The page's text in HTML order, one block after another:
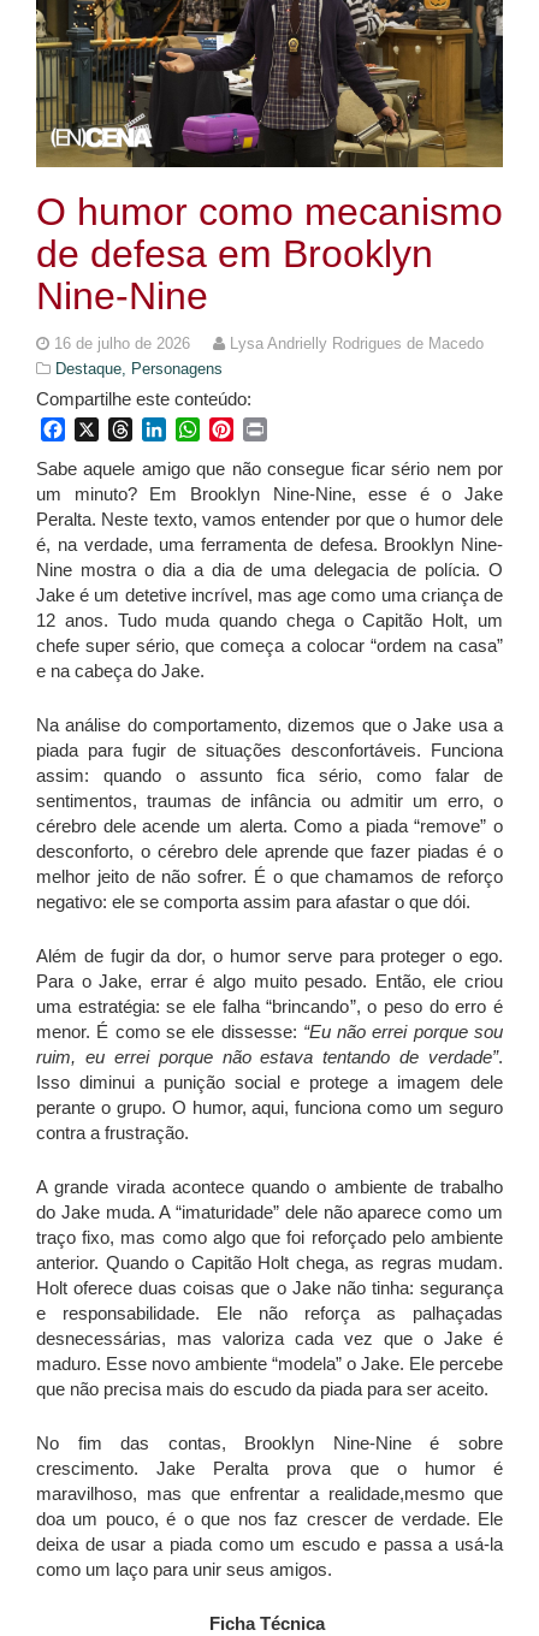
O humor como mecanismo
de defesa em Brooklyn
Nine-Nine
16 de julho de 2026
Lysa Andrielly Rodrigues de Macedo
Destaque, Personagens
Compartilhe este conteúdo:
FacebookThreadsLinkedInWhatsApp
Pinterest
Sabe aquele amigo que não consegue ficar sério nem por
um minuto? Em Brooklyn Nine-Nine, esse é o Jake
Peralta. Neste texto, vamos entender por que o humor dele
é, na verdade, uma ferramenta de defesa. Brooklyn Nine-
Nine mostra o dia a dia de uma delegacia de polícia. O
Jake é um detetive incrível, mas age como uma criança de
12 anos. Tudo muda quando chega o Capitão Holt, um
chefe super sério, que começa a colocar “ordem na casa”
e na cabeça do Jake.
Na análise do comportamento, dizemos que o Jake usa a
piada para fugir de situações desconfortáveis. Funciona
assim: quando o assunto fica sério, como falar de
sentimentos, traumas de infância ou admitir um erro, o
cérebro dele acende um alerta. Como a piada “remove” o
desconforto, o cérebro dele aprende que fazer piadas é o
melhor jeito de não sofrer. É o que chamamos de reforço
negativo: ele se comporta assim para afastar o que dói.
Além de fugir da dor, o humor serve para proteger o ego.
Para o Jake, errar é algo muito pesado. Então, ele criou
uma estratégia: se ele falha “brincando”, o peso do erro é
menor. É como se ele dissesse: “Eu não errei porque sou
ruim, eu errei porque não estava tentando de verdade”.
Isso diminui a punição social e protege a imagem dele
perante o grupo. O humor, aqui, funciona como um seguro
contra a frustração.
A grande virada acontece quando o ambiente de trabalho
do Jake muda. A “imaturidade” dele não aparece como um
traço fixo, mas como algo que foi reforçado pelo ambiente
anterior. Quando o Capitão Holt chega, as regras mudam.
Holt oferece duas coisas que o Jake não tinha: segurança
e responsabilidade. Ele não reforça as palhaçadas
desnecessárias, mas valoriza cada vez que o Jake é
maduro. Esse novo ambiente “modela” o Jake. Ele percebe
que não precisa mais do escudo da piada para ser aceito.
No fim das contas, Brooklyn Nine-Nine é sobre
crescimento. Jake Peralta prova que o humor é
maravilhoso, mas que enfrentar a realidade,mesmo que
doa um pouco, é o que nos faz crescer de verdade. Ele
deixa de usar a piada como um escudo e passa a usá-la
como um laço para unir seus amigos.
Ficha Técnica